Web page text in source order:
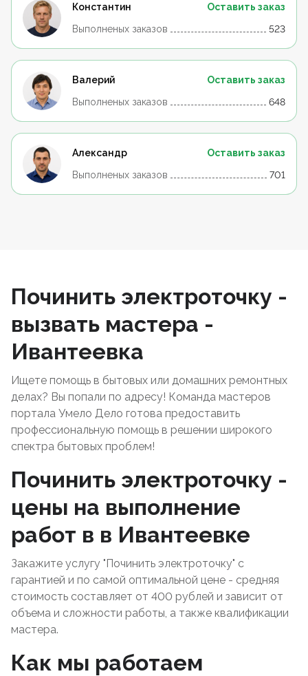
Константин
Оставить заказ
Выполненых заказов
523
Валерий
Оставить заказ
Выполненых заказов
648
Александр
Оставить заказ
Выполненых заказов
701
Починить электроточку -
вызвать мастера -
Ивантеевка
Ищете помощь в бытовых или домашних ремонтных
делах? Вы попали по адресу! Команда мастеров
портала Умело Дело готова предоставить
профессиональную помощь в решении широкого
спектра бытовых проблем!
Починить электроточку -
цены на выполнение
работ в в Ивантеевке
Закажите услугу "Починить электроточку" с
гарантией и по самой оптимальной цене - средняя
стоимость составляет от 400 рублей и зависит от
объема и сложности работы, а также квалификации
мастера.
Как мы работаем